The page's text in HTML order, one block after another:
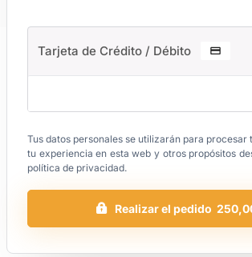
Tarjeta de Crédito / Débito
Tus datos personales se utilizarán para procesar
tu experiencia en esta web y otros propósitos
política de privacidad.
Realizar el pedido